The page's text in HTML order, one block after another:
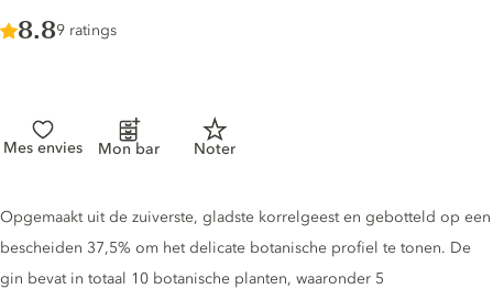
Score :
8.8/ 10
9 ratings
Mes envies Mon bar Noter
Gin description
Opgemaakt uit de zuiverste, gladste korrelgeest en gebotteld op een
bescheiden 37,5% om het delicate botanische profiel te tonen. De
gin bevat in totaal 10 botanische planten, waaronder 5